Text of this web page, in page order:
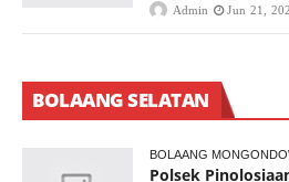
Admin Jun 21,
BOLAANG SELATAN
BOLAANG
Polsek